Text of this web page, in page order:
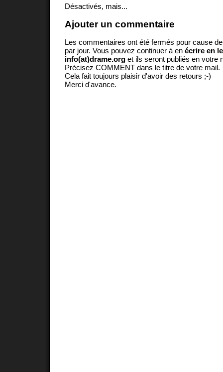
Désactivés, mais...
Ajouter un commentaire
Les commentaires ont été fermés pour cause
par jour. Vous pouvez continuer à en écrire en
info(at)drame.org et ils seront publiés en votre
Précisez COMMENT dans le titre de votre mail.
Cela fait toujours plaisir d'avoir des retours ;-)
Merci d'avance.